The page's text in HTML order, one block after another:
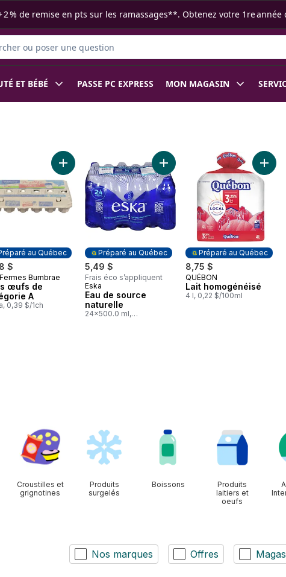
% de remise en pts sur les ramassages**. Obtenez votre 1re année
des produits
ET BÉBÉ PASSE PC EXPRESS MON MAGASIN
2 % au panier
au Québec
$
au Québec
Burnbrae
œufs de
A
0,39 $/1ch
Ajouter Gros œufs de catégorie A au panier
Préparé au Québec
5,49 $
Frais éco s’appliquent
Préparé au Québec
Eska
Eau de source
naturelle
24x500.0 ml,
Ajouter Eau de source
Préparé au Québec
8,75 $
Préparé au Québec
QUÉBON
Lait homogénéisé
4 l, 0,22 $/100ml
Croustilles et
grignotines
Produits
surgelés
Boissons
Produits
laitiers et
oeufs
Nos marques Offres